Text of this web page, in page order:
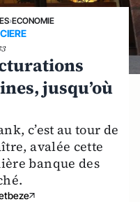
›ECONOMIE
jusqu’où
c’est au tour de
avalée cette
banque des